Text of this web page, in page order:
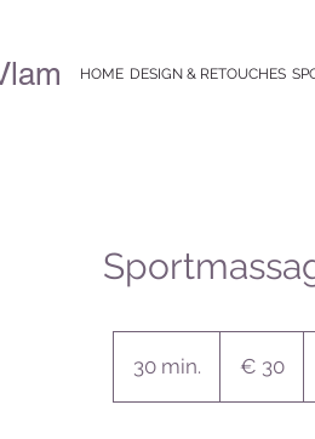
HOME DESIGN & RETOUCHES
30 min.
0
€ 30